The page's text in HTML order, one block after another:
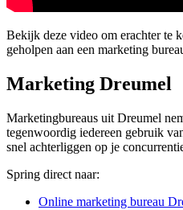
Bekijk deze video om erachter te
geholpen aan een marketing
Marketing Dreumel
Marketingbureaus uit Dreumel
tegenwoordig iedereen gebruik
snel achterliggen op je
Spring direct naar:
Online marketing bureau